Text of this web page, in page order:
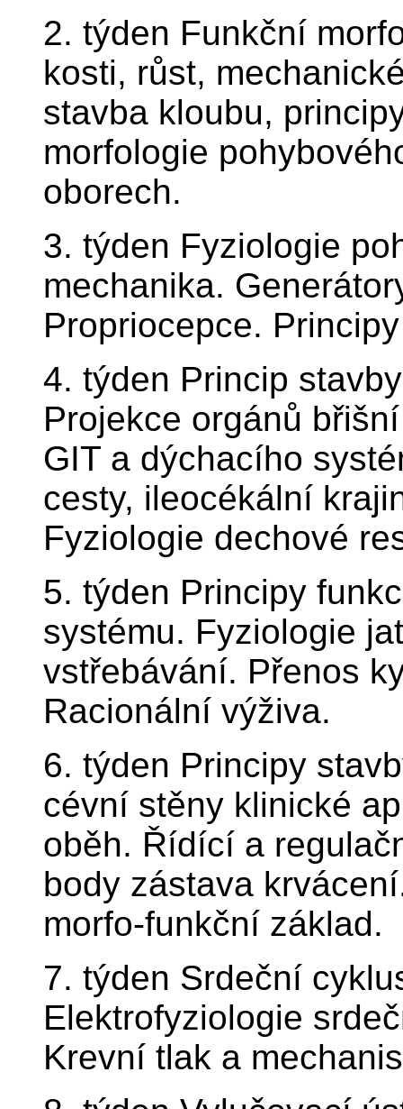
2. týden Funkční
kosti, růst,
stavba kloubu,
morfologie
oborech.
3. týden Fyziologie
mechanika.
Propriocepce.
4. týden Princip
Projekce orgánů
GIT a dýchacího
cesty, ileocékální
Fyziologie dechové
5. týden Principy
systému. Fyziologie
vstřebávání. Přenos
Racionální výživa.
6. týden Principy
cévní stěny klinické
oběh. Řídící a
body zástava
morfo-funkční základ.
7. týden Srdeční
Elektrofyziologie
Krevní tlak a